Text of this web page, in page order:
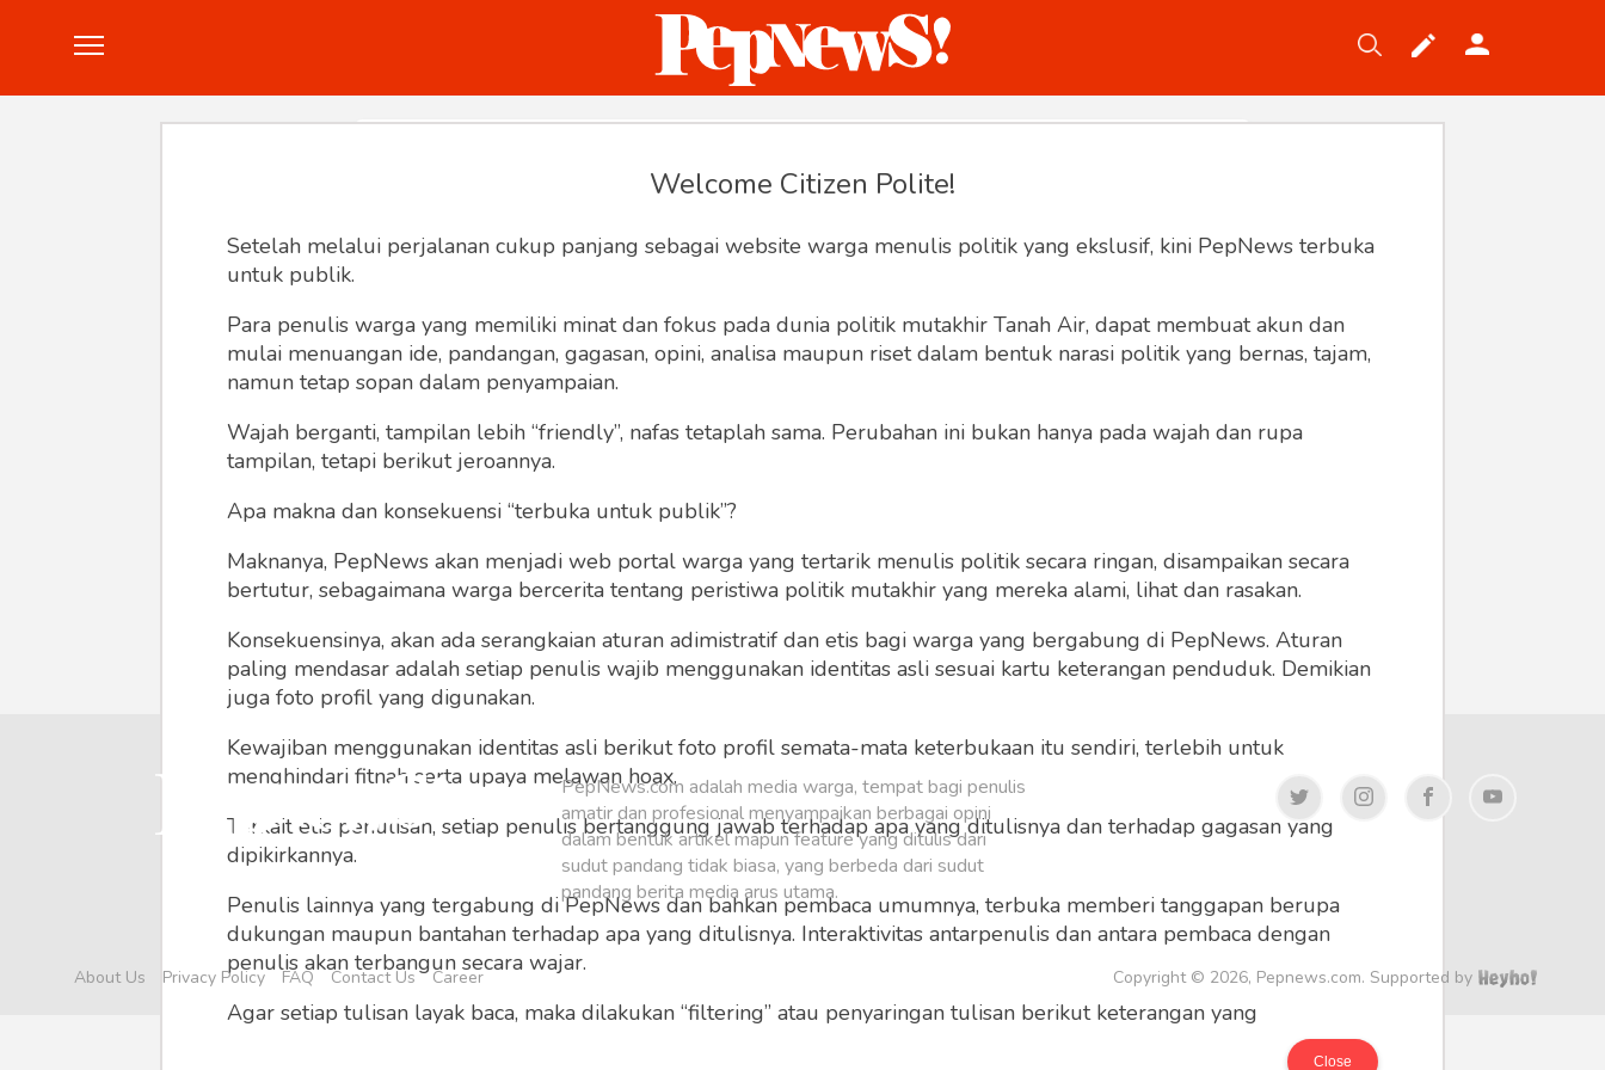
Ingat saya Lupa Sandi
Buat Akun Baru
Welcome Citizen Polite!
Setelah melalui perjalanan cukup panjang sebagai website warga menulis politik yang ekslusif, kini PepNews terbuka
untuk publik.
Para penulis warga yang memiliki minat dan fokus pada dunia politik mutakhir Tanah Air, dapat membuat akun dan
mulai menuangan ide, pandangan, gagasan, opini, analisa maupun riset dalam bentuk narasi politik yang bernas, tajam,
namun tetap sopan dalam penyampaian.
Wajah berganti, tampilan lebih “friendly”, nafas tetaplah sama. Perubahan ini bukan hanya pada wajah dan rupa
tampilan, tetapi berikut jeroannya.
Apa makna dan konsekuensi “terbuka untuk publik”?
Maknanya, PepNews akan menjadi web portal warga yang tertarik menulis politik secara ringan, disampaikan secara
bertutur, sebagaimana warga bercerita tentang peristiwa politik mutakhir yang mereka alami, lihat dan rasakan.
Konsekuensinya, akan ada serangkaian aturan adimistratif dan etis bagi warga yang bergabung di PepNews. Aturan
paling mendasar adalah setiap penulis wajib menggunakan identitas asli sesuai kartu keterangan penduduk. Demikian
juga foto profil yang digunakan.
Kewajiban menggunakan identitas asli berikut foto profil semata-mata keterbukaan itu sendiri, terlebih untuk
menghindari fitnah serta upaya melawan hoax.
Terkait etis penulisan, setiap penulis bertanggung jawab terhadap apa yang ditulisnya dan terhadap gagasan yang
dipikirkannya.
Penulis lainnya yang tergabung di PepNews dan bahkan pembaca umumnya, terbuka memberi tanggapan berupa
dukungan maupun bantahan terhadap apa yang ditulisnya. Interaktivitas antarpenulis dan antara pembaca dengan
penulis akan terbangun secara wajar.
Agar setiap tulisan layak baca, maka dilakukan “filtering” atau penyaringan tulisan berikut keterangan yang
Close
PepNews.com adalah media warga, tempat bagi penulis
amatir dan profesional menyampaikan berbagai opini
dalam bentuk artikel mapun feature yang ditulis dari
sudut pandang tidak biasa, yang berbeda dari sudut
pandang berita media arus utama.
About Us Privacy Policy FAQ Contact Us Career Copyright © 2026, Pepnews.com. Supported by